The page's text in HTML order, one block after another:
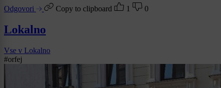
Odgovori Copy to clipboard 1 0
Lokalno
Vse v Lokalno
#orfej